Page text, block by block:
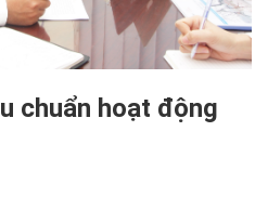
chuẩn hoạt động